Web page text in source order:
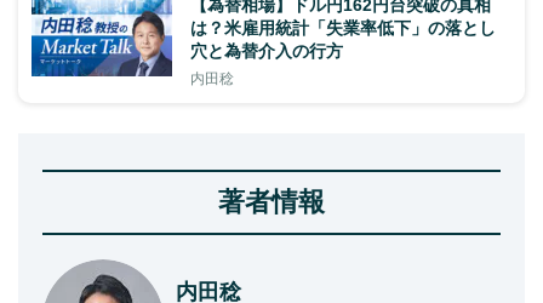
【為替相場】ドル円162円台突破の真相
は？米雇用統計「失業率低下」の落とし
穴と為替介入の行方
内田稔
著者情報
内田稔